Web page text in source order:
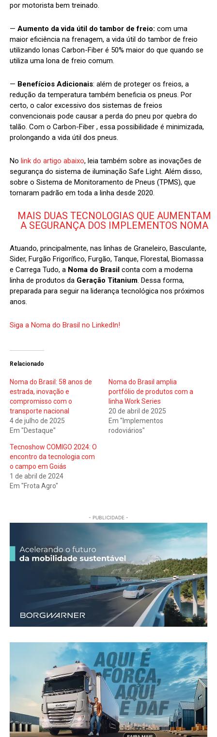
por motorista bem treinado.
— Aumento da vida útil do tambor de freio: com uma
maior eficiência na frenagem, a vida útil do tambor de freio
utilizando lonas Carbon-Fiber é 50% maior do que quando se
utiliza uma lona de freio comum.
— Benefícios Adicionais: além de proteger os freios, a
redução da temperatura também beneficia os pneus. Por
certo, o calor excessivo dos sistemas de freios
convencionais pode causar a perda do pneu por quebra do
talão. Com o Carbon-Fiber , essa possibilidade é minimizada,
prolongando a vida útil dos pneus.
No link do artigo abaixo, leia também sobre as inovações de
segurança do sistema de iluminação Safe Light. Além disso,
sobre o Sistema de Monitoramento de Pneus (TPMS), que
tornaram padrão em toda a linha desde 2020.
MAIS DUAS TECNOLOGIAS QUE AUMENTAM
A SEGURANÇA DOS IMPLEMENTOS NOMA
Atuando, principalmente, nas linhas de Graneleiro, Basculante,
Sider, Furgão Frigorífico, Furgão, Tanque, Florestal, Biomassa
e Carrega Tudo, a Noma do Brasil conta com a moderna
linha de produtos da Geração Titanium. Dessa forma,
preparada para seguir na liderança tecnológica nos próximos
anos.
Siga a Noma do Brasil no LinkedIn!
Relacionado
Noma do Brasil: 58 anos de
estrada, inovação e
compromisso com o
transporte nacional
4 de julho de 2025
Em "Destaque"
Noma do Brasil amplia
portfólio de produtos com a
linha Work Series
20 de abril de 2025
Em "Implementos
rodoviários"
Tecnoshow COMIGO 2024: O
encontro da tecnologia com
o campo em Goiás
1 de abril de 2024
Em "Frota Agro"
- PUBLICIDADE -